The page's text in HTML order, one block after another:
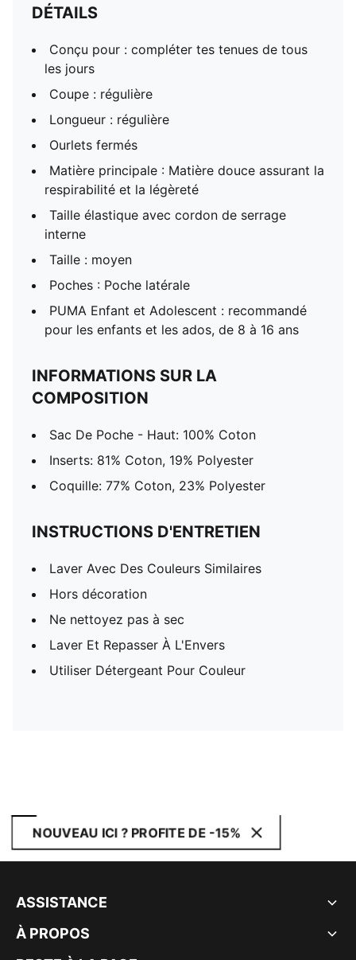
DÉTAILS
Conçu pour : compléter tes tenues de tous
les jours
Coupe : régulière
Longueur : régulière
Ourlets fermés
Matière principale : Matière douce assurant la
respirabilité et la légèreté
Taille élastique avec cordon de serrage
interne
Taille : moyen
Poches : Poche latérale
PUMA Enfant et Adolescent : recommandé
pour les enfants et les ados, de 8 à 16 ans
INFORMATIONS SUR LA
COMPOSITION
Sac De Poche - Haut: 100% Coton
Inserts: 81% Coton, 19% Polyester
Coquille: 77% Coton, 23% Polyester
INSTRUCTIONS D'ENTRETIEN
Laver Avec Des Couleurs Similaires
Hors décoration
Ne nettoyez pas à sec
Laver Et Repasser À L'Envers
Utiliser Détergeant Pour Couleur
NOUVEAU ICI ? PROFITE DE -15%
ASSISTANCE
À PROPOS